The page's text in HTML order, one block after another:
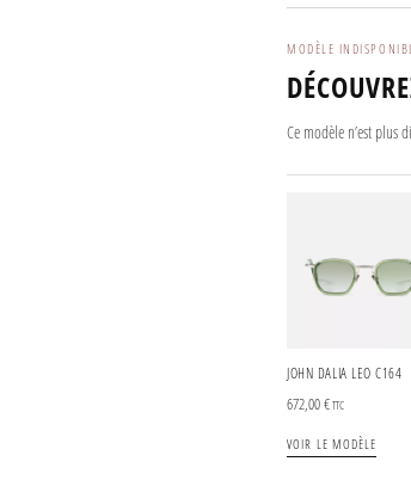
MODÈLE
Ce modèle n’est plus
JOHN DALIA LEO C164
672,00€TTC
VOIR LE MODÈLE